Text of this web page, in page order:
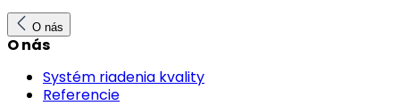
O nás
O nás
Systém riadenia kvality
Referencie